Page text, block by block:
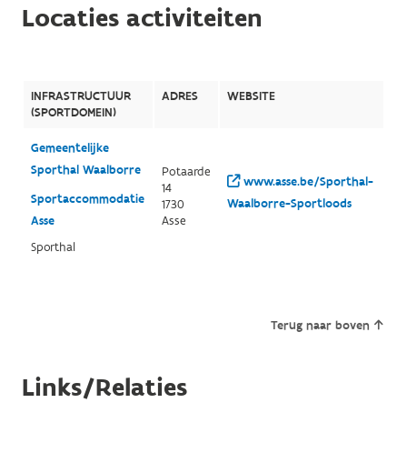
Locaties activiteiten
INFRASTRUCTUUR
(SPORTDOMEIN)
ADRES WEBSITE
Gemeentelijke
Sporthal Waalborre
Sportaccommodatie
Asse
Sporthal
Potaarde
14
1730
Asse
www.asse.be/Sporthal-
Waalborre-Sportloods
Terug naar boven
Links/Relaties